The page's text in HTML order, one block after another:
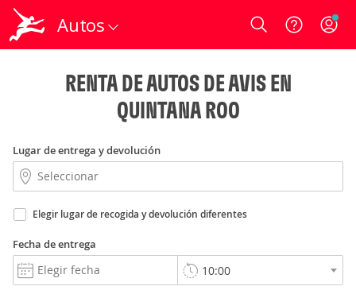
Autos Login
RENTA DE AUTOS DE AVIS EN
QUINTANA ROO
Lugar de entrega y devolución
Elegir lugar de recogida y devolución diferentes
Fecha de entrega